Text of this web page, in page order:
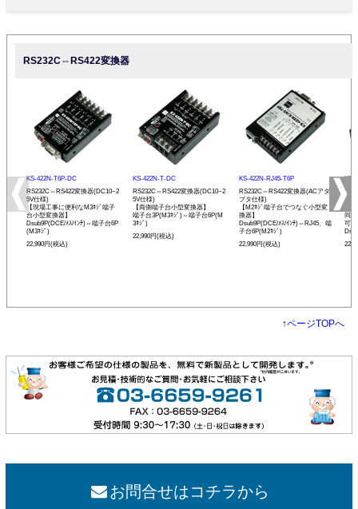
RS232C⇔RS422変換器
KS-422N-T6P-DC
RS232C⇔RS422変換器(DC10~2
5V仕様)
【現場工事に便利なM3ﾈｼﾞ端子
台小型変換器】
Dsub9P(DCE/ﾒｽ/ｲﾝﾁ)⇔端子台6P
(M3ﾈｼﾞ)
22,990円(税込)
KS-422N-T-DC
RS232C⇔RS422変換器(DC10~2
5V仕様)
【両側端子台小型変換器】
端子台3P(M3ﾈｼﾞ)⇔端子台6P(M
3ﾈｼﾞ)
22,990円(税込)
KS-422N-RJ45-T6P
RS232C⇔RS422変換器(ACアダ
プタ仕様)
【M2ﾈｼﾞ端子台でつなぐ小型変
換器】
Dsub9P(DCE/ﾒｽ/ｲﾝﾁ)⇔RJ45、端
子台6P(M2ﾈｼﾞ)
22,990円(税込)
KS-
プ
同
可
↑ページTOPへ
お問合せはコチラから